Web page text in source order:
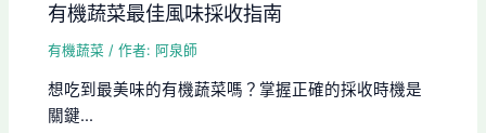
有機蔬菜最佳風味採收指南
有機蔬菜 / 作者: 阿泉師
想吃到最美味的有機蔬菜嗎？掌握正確的採收時機是
關鍵...